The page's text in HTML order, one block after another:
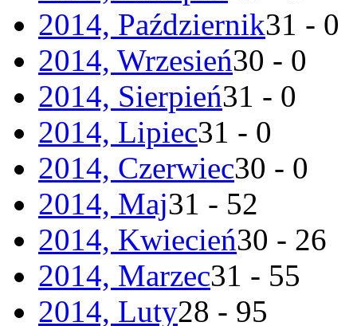
2014, Październik31 - 0
2014, Wrzesień30 - 0
2014, Sierpień31 - 0
2014, Lipiec31 - 0
2014, Czerwiec30 - 0
2014, Maj31 - 52
2014, Kwiecień30 - 26
2014, Marzec31 - 55
2014, Luty28 - 95